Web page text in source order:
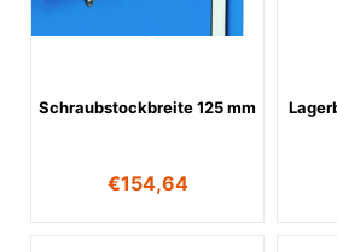
Schraubstockbreite 125 mm
€154,64